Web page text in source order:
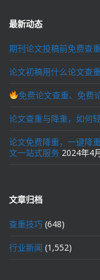
最新动态
期刊论文投稿前免费查
论文初稿用什么论文查
免费论文查重、免费
论文查重与降重，如何
论文免费降重，一键降
文一站式服务 2024年4
文章归档
查重技巧 (648)
行业新闻 (1,552)